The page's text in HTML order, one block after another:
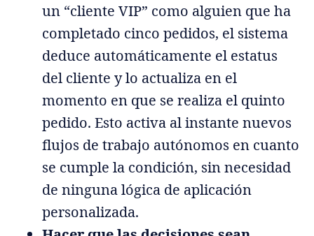
un “cliente VIP” como alguien que ha
completado cinco pedidos, el sistema
deduce automáticamente el estatus
del cliente y lo actualiza en el
momento en que se realiza el quinto
pedido. Esto activa al instante nuevos
flujos de trabajo autónomos en cuanto
se cumple la condición, sin necesidad
de ninguna lógica de aplicación
personalizada.